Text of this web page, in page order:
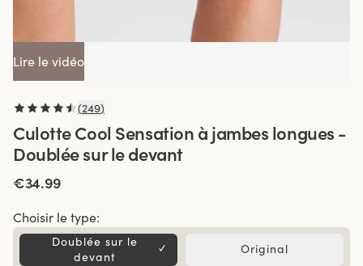
Lire le vidéo
(249)
Culotte Cool Sensation à jambes longues -
Doublée sur le devant
€34.99
Choisir le type:
Doublée sur le
devant
✓ Original